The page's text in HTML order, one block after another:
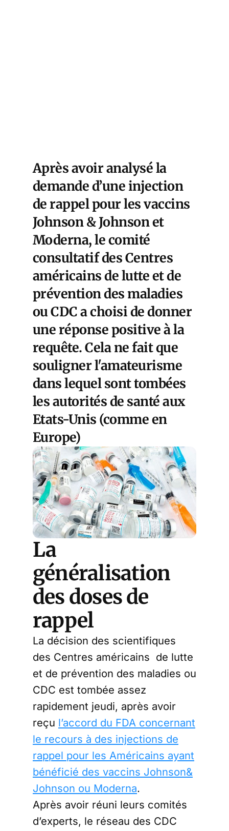
Après avoir analysé la
demande d’une injection
de rappel pour les vaccins
Johnson & Johnson et
Moderna, le comité
consultatif des Centres
américains de lutte et de
prévention des maladies
ou CDC a choisi de donner
une réponse positive à la
requête. Cela ne fait que
souligner l'amateurisme
dans lequel sont tombées
les autorités de santé aux
Etats-Unis (comme en
Europe)
La
généralisation
des doses de
rappel
La décision des scientifiques
des Centres américains de lutte
et de prévention des maladies ou
CDC est tombée assez
rapidement jeudi, après avoir
reçu l’accord du FDA concernant
le recours à des injections de
rappel pour les Américains ayant
bénéficié des vaccins Johnson&
Johnson ou Moderna.
Après avoir réuni leurs comités
d’experts, le réseau des CDC